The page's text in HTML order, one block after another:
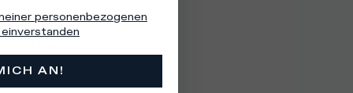
personenbezogenen
AN!